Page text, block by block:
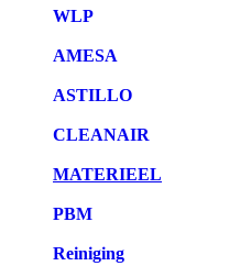
WLP
AMESA
ASTILLO
CLEANAIR
MATERIEEL
PBM
Reiniging